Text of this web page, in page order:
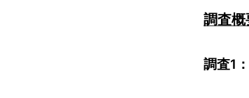
調査概
調査1